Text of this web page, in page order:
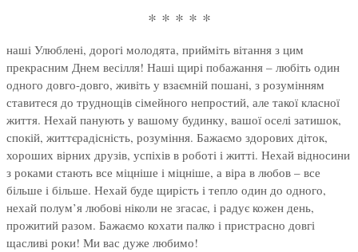
* * * * *
наші Улюблені, дорогі молодята, прийміть вітання з цим
прекрасним Днем весілля! Наші щирі побажання – любіть один
одного довго-довго, живіть у взаємній пошані, з розумінням
ставитеся до труднощів сімейного непростий, але такої класної
життя. Нехай панують у вашому будинку, вашої оселі затишок,
спокій, життєрадісність, розуміння. Бажаємо здорових діток,
хороших вірних друзів, успіхів в роботі і житті. Нехай відносини
з роками стають все міцніше і міцніше, а віра в любов – все
більше і більше. Нехай буде щирість і тепло один до одного,
нехай полум’я любові ніколи не згасає, і радує кожен день,
прожитий разом. Бажаємо кохати палко і пристрасно довгі
щасливі роки! Ми вас дуже любимо!